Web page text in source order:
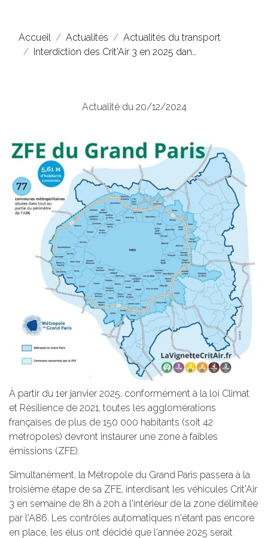
Accueil Actualités
Actualités du transport
Interdiction des Crit'Air 3 en 2025 dan…
Actualité du 20/12/2024
À partir du 1er janvier 2025, conformément à la loi Climat
et Résilience de 2021, toutes les agglomérations
françaises de plus de 150 000 habitants (soit 42
métropoles) devront instaurer une zone à faibles
émissions (ZFE).
Simultanément, la Métropole du Grand Paris passera à la
troisième étape de sa ZFE, interdisant les véhicules Crit'Air
3 en semaine de 8h à 20h à l'intérieur de la zone délimitée
par l'A86. Les contrôles automatiques n'étant pas encore
en place, les élus ont décidé que l'année 2025 serait